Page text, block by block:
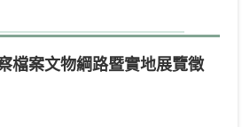
檔案文物綱路暨實地展覽徵